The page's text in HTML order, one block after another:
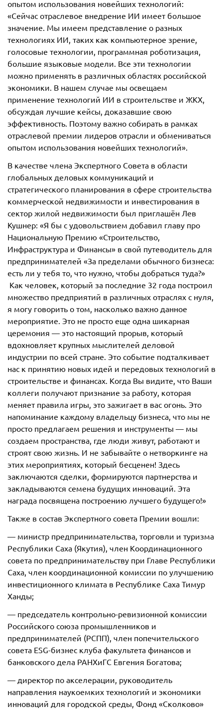
опытом использования новейших технологий:
«Сейчас отраслевое внедрение ИИ имеет большое
значение. Мы имеем представление о разных
технологиях ИИ, таких как компьютерное зрение,
голосовые технологии, программная роботизация,
большие языковые модели. Все эти технологии
можно применять в различных областях российской
экономики. В нашем случае мы освещаем
применение технологий ИИ в строительстве и ЖКХ,
обсуждая лучшие кейсы, доказавшие свою
эффективность. Поэтому важно собирать в рамках
отраслевой премии лидеров отрасли и обмениваться
опытом использования новейших технологий».
В качестве члена Экспертного Совета в области
глобальных деловых коммуникаций и
стратегического планирования в сфере строительства
коммерческой недвижимости и инвестирования в
сектор жилой недвижимости был приглашён Лев
Кушнер: «Я бы с удовольствием добавил главу про
Национальную Премию «Строительство,
Инфраструктура и Финансы» в свой путеводитель для
предпринимателей «За пределами обычного бизнеса:
есть ли у тебя то, что нужно, чтобы добраться туда?»
Как человек, который за последние 32 года построил
множество предприятий в различных отраслях с нуля,
я могу говорить о том, насколько важно данное
мероприятие. Это не просто еще одна шикарная
церемония — это настоящий прорыв, который
вдохновляет крупных мыслителей деловой
индустрии по всей стране. Это событие подталкивает
нас к принятию новых идей и передовых технологий в
строительстве и финансах. Когда Вы видите, что Ваши
коллеги получают признание за работу, которая
меняет правила игры, это зажигает в вас огонь. Это
напоминание каждому владельцу бизнеса, что мы не
просто предлагаем решения и инструменты — мы
создаем пространства, где люди живут, работают и
строят свою жизнь. И не забывайте о нетворкинге на
этих мероприятиях, который бесценен! Здесь
заключаются сделки, формируются партнерства и
закладываются семена будущих инноваций. Эта
награда посвящена построению лучшего будущего!»
Также в состав Экспертного совета Премии вошли:
— министр предпринимательства, торговли и туризма
Республики Саха (Якутия), член Координационного
совета по предпринимательству при Главе Республики
Саха, член координационной комиссии по улучшению
инвестиционного климата в Республике Саха Тимур
Ханды;
— председатель контрольно-ревизионной комиссии
Российского союза промышленников и
предпринимателей (РСПП), член попечительского
совета ESG-бизнес клуба факультета финансов и
банковского дела РАНХиГС Евгения Богатова;
— директор по акселерации, руководитель
направления наукоемких технологий и экономики
инноваций для городской среды, Фонд «Сколково»